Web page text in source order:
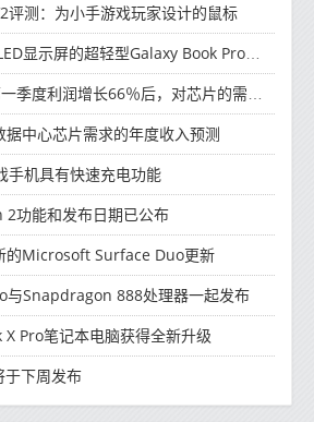
评测：为小手游戏玩家设计的鼠标
超轻型Galaxy Book Pro和Galaxy Book Pro 360笔记本电脑
度利润增长66％后，对芯片的需求将增强
据中心芯片需求的年度收入预测
手机具有快速充电功能
功能和发布日期已公布
的Microsoft Surface Duo更新
与Snapdragon 888处理器一起发布
Pro笔记本电脑获得全新升级
于下周发布